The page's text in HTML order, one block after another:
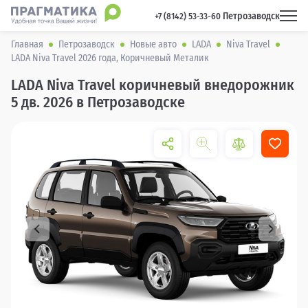
+7 (8142) 53-33-60 Петрозаводск
Главная Петрозаводск Новые авто LADA
Niva Travel
LADA Niva Travel 2026 года, Коричневый Металик
LADA Niva Travel коричневый внедорожник
5 дв. 2026 в Петрозаводске